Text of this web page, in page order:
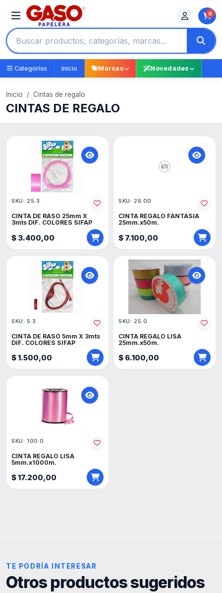
0
Categorías Inicio Marcas Novedades
Inicio Cintas de regalo
CINTAS DE REGALO
SKU: 25.3
CINTA DE RASO 25mm X
3mts DIF. COLORES SIFAP
$ 3.400,00
SKU: 26.00
CINTA REGALO FANTASIA
25mm.x50m.
$ 7.100,00
SKU: 5.3
CINTA DE RASO 5mm X 3mts
DIF. COLORES SIFAP
$ 1.500,00
SKU: 25.0
CINTA REGALO LISA
25mm.x50m.
$ 6.100,00
SKU: 100.0
CINTA REGALO LISA
5mm.x1000m.
$ 17.200,00
TE PODRÍA INTERESAR
Otros productos sugeridos